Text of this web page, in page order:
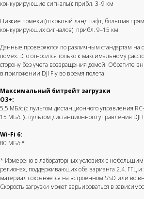
конкурирующие сигналы): прибл. 3–9 км
Низкие помехи (открытый ландшафт, большая
конкурирующих сигналов): прибл. 9–15 км
Данные проверяются по различным стандартам на
помех. Это относится только к максимальному
сторону без учета возвращения домой. Обратите
в приложении DJI Fly во время полета.
Максимальный битрейт загрузки
O3+:
5,5 МБ/с (с пультом дистанционного управления
15 МБ/с (с пультом дистанционного управления DJI
Wi-Fi 6:
80 МБ/с*
* Измерено в лабораторных условиях с
регионах, поддерживающих оба варианта 2.4. ГГц и
материал сохраняется на встроенном SSD или во
Скорость загрузки может варьироваться в